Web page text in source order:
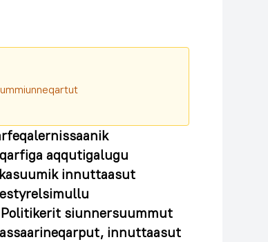
aqqutigalugu
innuttaasut
siunnersuummut
innuttaasut